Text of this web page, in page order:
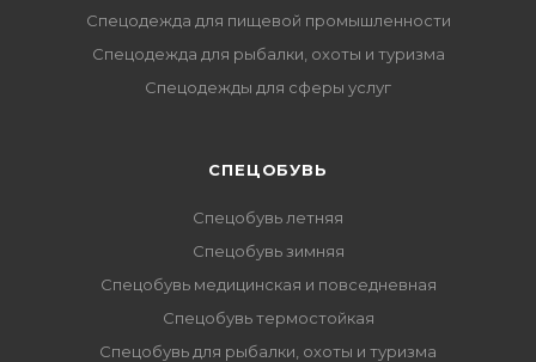
Спецодежда для пищевой промышленности
Спецодежда для рыбалки, охоты и туризма
Спецодежды для сферы услуг
CПЕЦОБУВЬ
Спецобувь летняя
Спецобувь зимняя
Спецобувь медицинская и повседневная
Спецобувь термостойкая
Спецобувь для рыбалки, охоты и туризма